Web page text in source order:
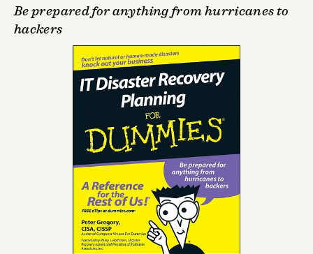
Be prepared for anything from hurricanes to
hackers